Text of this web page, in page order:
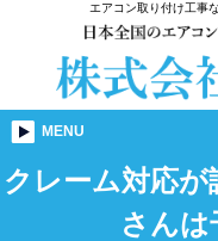
エアコン取り付け工事
MENU
クレーム対応
さんは